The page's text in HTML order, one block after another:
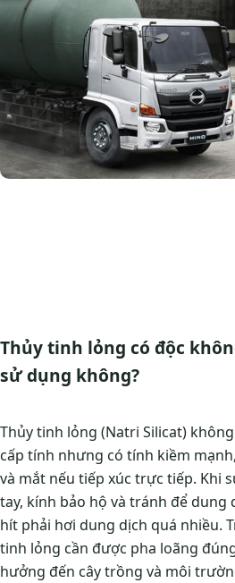
Thủy tinh lỏng có độc
sử dụng không?
Thủy tinh lỏng (Natri Silicat)
cấp tính nhưng có tính kiềm
và mắt nếu tiếp xúc trực tiếp. Khi
tay, kính bảo hộ và tránh để dung
hít phải hơi dung dịch quá nhiều.
tinh lỏng cần được pha loãng
hưởng đến cây trồng và môi